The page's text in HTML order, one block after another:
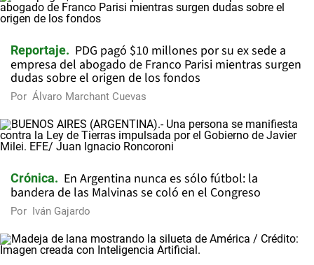
Reportaje
PDG pagó $10 millones por su ex sede a
empresa del abogado de Franco Parisi mientras surgen
dudas sobre el origen de los fondos
Por Álvaro Marchant Cuevas
Crónica
En Argentina nunca es sólo fútbol: la
bandera de las Malvinas se coló en el Congreso
Por Iván Gajardo